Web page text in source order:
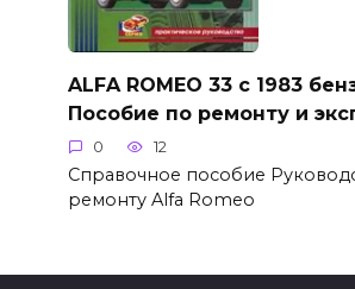
ALFA ROMEO 33 c 1983
Пособие по ремонту и
0 12
Справочное пособие
ремонту Alfa Romeo